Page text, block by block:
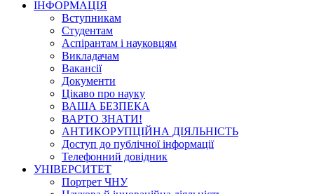
ІНФОРМАЦІЯ
Вступникам
Студентам
Аспірантам і науковцям
Викладачам
Вакансії
Документи
Цікаво про науку
ВАША БЕЗПЕКА
ВАРТО ЗНАТИ!
АНТИКОРУПЦІЙНА ДІЯЛЬНІСТЬ
Доступ до публічної інформації
Телефонний довідник
УНІВЕРСИТЕТ
Портрет ЧНУ